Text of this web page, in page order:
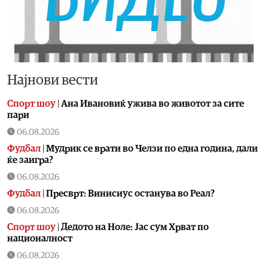
Најнови вести
Спорт шоу Aна Ивановиќ ужива во животот за сите
пари
06.08.2026
Фудбал Мудрик се врати во Челзи по една година, дали
ќе заигра?
06.08.2026
Фудбал Пресврт: Винисиус останува во Реал?
06.08.2026
Спорт шоу Дедото на Ноле: Јас сум Хрват по
националност
06.08.2026